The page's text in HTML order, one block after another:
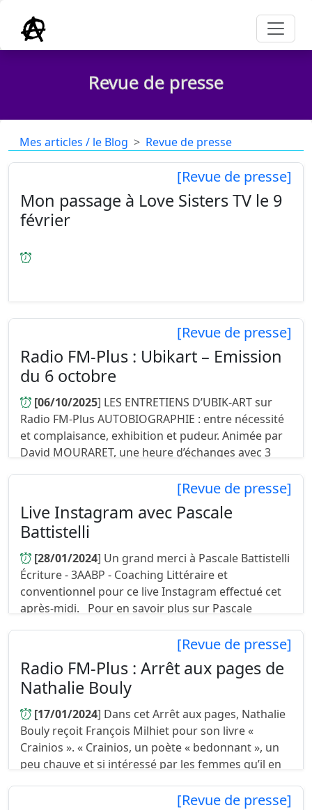
Revue de presse
Mes articles / le Blog Revue de presse
[Revue de presse]
Mon passage à Love Sisters TV le 9
février
[Revue de presse]
Radio FM-Plus : Ubikart – Emission
du 6 octobre
[06/10/2025] LES ENTRETIENS D’UBIK-ART sur
Radio FM-Plus AUTOBIOGRAPHIE : entre nécessité
et complaisance, exhibition et pudeur. Animée par
David MOURARET, une heure d’échanges avec 3
[Revue de presse]
Live Instagram avec Pascale
Battistelli
[28/01/2024] Un grand merci à Pascale Battistelli
Écriture - 3AABP - Coaching Littéraire et
conventionnel pour ce live Instagram effectué cet
après-midi. Pour en savoir plus sur Pascale
[Revue de presse]
Radio FM-Plus : Arrêt aux pages de
Nathalie Bouly
[17/01/2024] Dans cet Arrêt aux pages, Nathalie
Bouly reçoit François Milhiet pour son livre «
Crainios ». « Crainios, un poète « bedonnant », un
peu chauve et si intéressé par les femmes qu’il en
[Revue de presse]